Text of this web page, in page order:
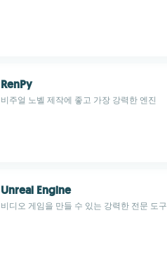
RenPy
비주얼 노벨 제작에 좋고 가장 강력한 엔진
Unreal Engine
비디오 게임을 만들 수 있는 강력한 전문 도구